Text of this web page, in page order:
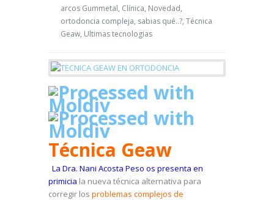
arcos Gummetal, Clínica, Novedad,
ortodoncia compleja, sabias qué..?, Técnica
Geaw, Ultimas tecnologias
Técnica Geaw
La Dra. Nani Acosta Peso os presenta en
primicia la nueva técnica alternativa para
corregir los problemas complejos de